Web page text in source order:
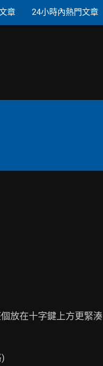
章 24小時內熱門文章
放在十字鍵上方更緊湊